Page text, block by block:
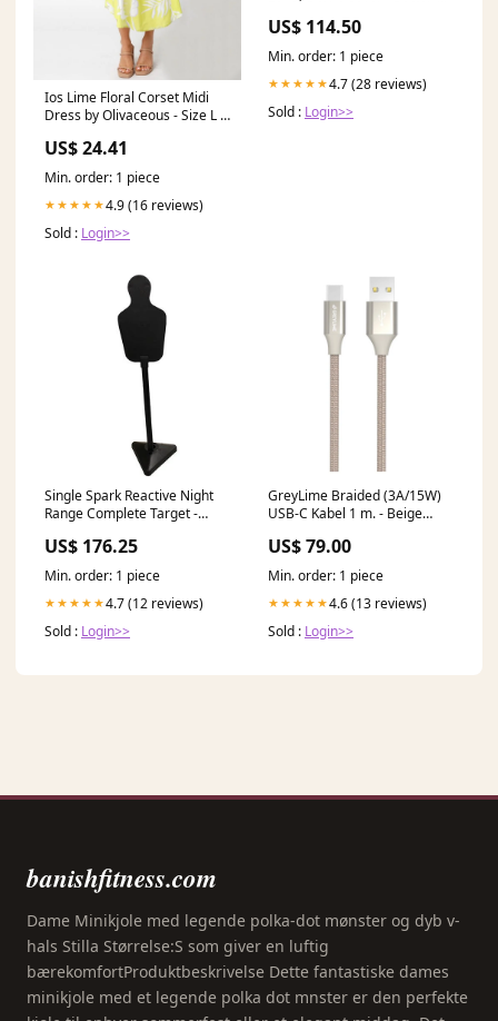
Ios Lime Floral Corset Midi
Dress by Olivaceous - Size L -
Front Detail
US$ 24.41
Min. order: 1 piece
★★★★★4.9 (16 reviews)
Sold : Login>>
Grå ipad-air-2019
US$ 114.50
Min. order: 1 piece
★★★★★4.7 (28 reviews)
Sold : Login>>
Single Spark Reactive Night
Range Complete Target -
US$ 176.25
Min. order: 1 piece
★★★★★4.7 (12 reviews)
Sold : Login>>
GreyLime Braided (3A/15W)
USB-C Kabel 1 m. - Beige
US$ 79.00
Min. order: 1 piece
★★★★★4.6 (13 reviews)
Sold : Login>>
banishfitness.com
Dame Minikjole med legende polka-dot mønster og dyb v-
hals Stilla Størrelse:S som giver en luftig
bærekomfortProduktbeskrivelse Dette fantastiske dames
minikjole med et legende polka dot mnster er den perfekte